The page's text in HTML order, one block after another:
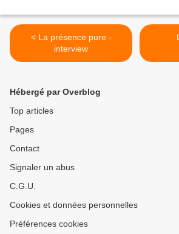
< La présence pure -
interview
Hébergé par Overblog
Top articles
Pages
Contact
Signaler un abus
C.G.U.
Cookies et données personnelles
Préférences cookies